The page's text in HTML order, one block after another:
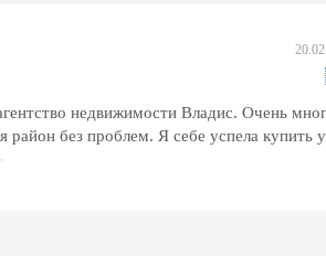
недвижимости Владис. Очень
без проблем. Я себе успела купить